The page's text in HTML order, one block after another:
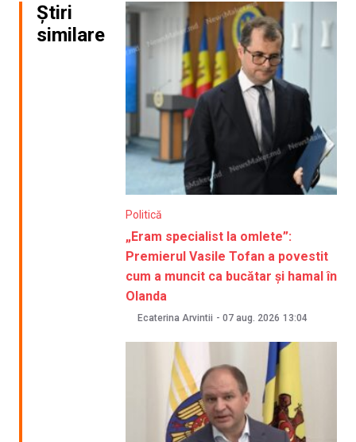
Știri
similare
Politică
„Eram specialist la omlete”:
Premierul Vasile Tofan a povestit
cum a muncit ca bucătar și hamal în
Olanda
Ecaterina Arvintii - 07 aug. 2026 13:04